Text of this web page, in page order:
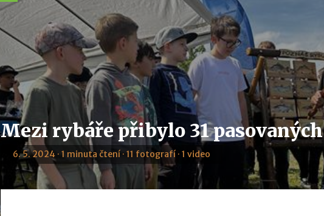
Mezi rybáře přibylo 31 pasovaných
6. 5. 2024 · 1 minuta čtení · 11 fotografí · 1 video